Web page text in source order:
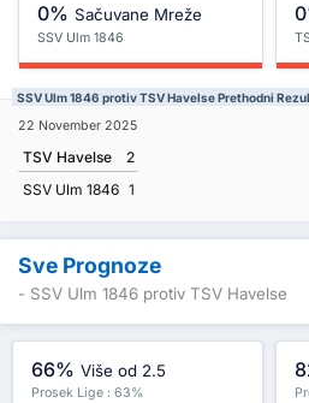
0% Sačuvane Mreže
SSV Ulm 1846
SSV Ulm 1846 protiv TSV Havelse Prethodni
22 November 2025
TSV Havelse
2
SSV Ulm 1846 1
Sve Prognoze
- SSV Ulm 1846 protiv TSV Havelse
66% Više od 2.5
Prosek Lige : 63%